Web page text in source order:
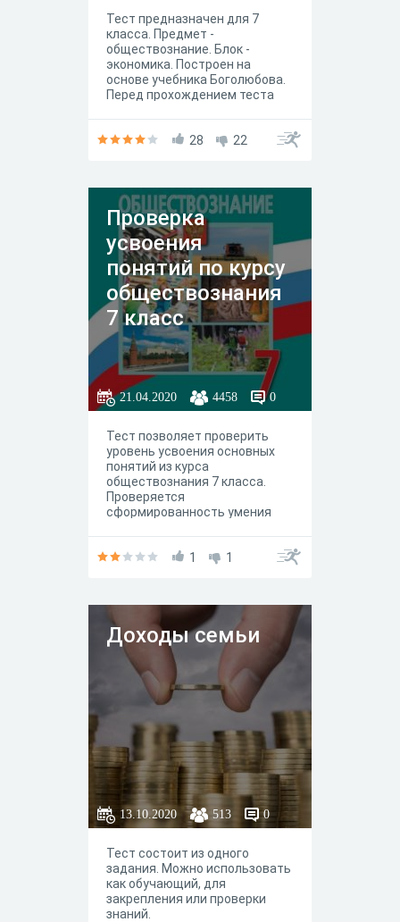
Тест предназначен для 7
класса. Предмет -
обществознание. Блок -
экономика. Построен на
основе учебника Боголюбова.
Перед прохождением теста
28 22
Проверка
усвоения
понятий по курсу
обществознания
7 класс
21.04.2020 4458 0
Тест позволяет проверить
уровень усвоения основных
понятий из курса
обществознания 7 класса.
Проверяется
сформированность умения
понятия.
1 1
Доходы семьи
13.10.2020 513 0
Тест состоит из одного
задания. Можно использовать
как обучающий, для
закрепления или проверки
знаний.